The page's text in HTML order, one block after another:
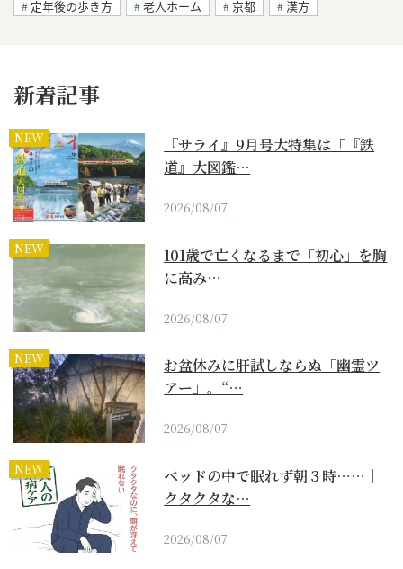
定年後の歩き方 老人ホーム 京都 漢方
新着記事
NEW
『サライ』9月号大特集は「『鉄
道』大図鑑…
2026/08/07
NEW
101歳で亡くなるまで「初心」を胸
に高み…
2026/08/07
NEW
お盆休みに肝試しならぬ「幽霊ツ
アー」。“…
2026/08/07
NEW
ベッドの中で眠れず朝３時……｜
クタクタな…
2026/08/07